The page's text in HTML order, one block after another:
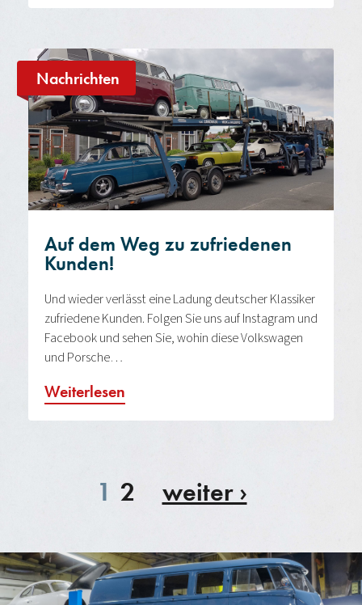
Nachrichten
Auf dem Weg zu zufriedenen
Kunden!
Und wieder verlässt eine Ladung deutscher Klassiker
zufriedene Kunden. Folgen Sie uns auf Instagram und
Facebook und sehen Sie, wohin diese Volkswagen
und Porsche…
Weiterlesen
1 2 weiter ›